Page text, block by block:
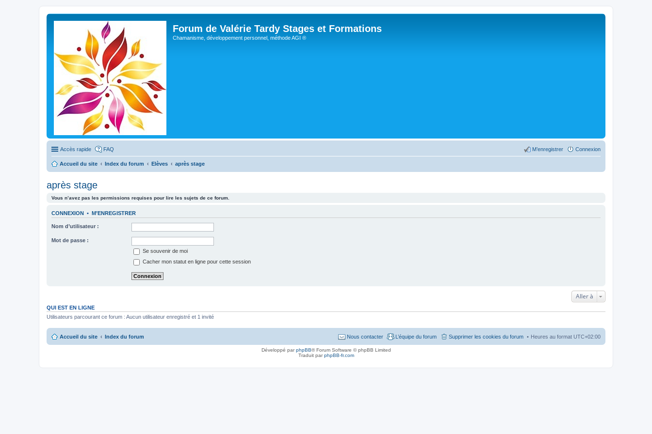
Forum de Valérie Tardy Stages et Formations
Chamanisme, développement personnel, méthode AGI ®
Accès rapide FAQ Connexion
M’enregistrer
Accueil du site Index du forum Elèves après stage
après stage
Vous n’avez pas les permissions requises pour lire les sujets de ce forum.
CONNEXION • M’ENREGISTRER
Nom d’utilisateur :
Mot de passe :
Se souvenir de moi
Cacher mon statut en ligne pour cette session
Aller à
QUI EST EN LIGNE
Utilisateurs parcourant ce forum : Aucun utilisateur enregistré et 1 invité
Accueil du site Index du forum Heures au format UTC+02:00
Supprimer les cookies du forum
L’équipe du forum
Nous contacter
Développé parphpBB® Forum Software © phpBB Limited
Traduit parphpBB-fr.com